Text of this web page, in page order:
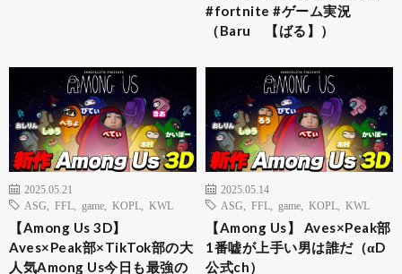
#fortnite #ゲーム実況
（Baru 【ばる】）
2025.05.21
ASG
FFL game KOPL KWL
【Among Us 3D】
Aves×Peak部×TikTok部の大
人気Among Us今日も最強の
2025.05.14
ASG
FFL game KOPL KWL
【Among Us】 Aves×Peak部
1番嘘が上手い男は誰だ（αD
公式ch）